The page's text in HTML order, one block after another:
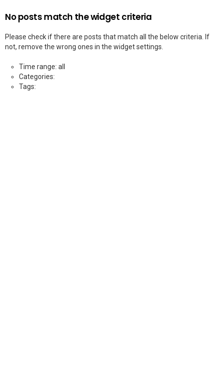
No posts match the widget criteria
Please check if there are posts that match all the below criteria. If
not, remove the wrong ones in the widget settings.
Time range: all
Categories:
Tags: